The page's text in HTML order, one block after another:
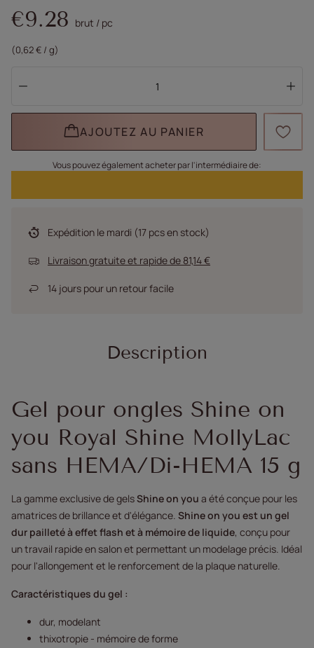
€9.28 brut / pc
(0,62 € / g)
AJOUTEZ AU PANIER
Vous pouvez également acheter par l'intermédiaire de:
Expédition le mardi (17 pcs en stock)
Livraison gratuite et rapidede 81,14 €
14 jours pour un retour facile
Description
Gel pour ongles Shine on
you Royal Shine MollyLac
sans HEMA/Di-HEMA 15 g
La gamme exclusive de gelsShine on you a été conçue pour les
amatrices de brillance et d'élégance. Shine on you est un gel
dur pailleté à effet flash et à mémoire de liquide, conçu pour
un travail rapide en salon et permettant un modelage précis. Idéal
pour l'allongement et le renforcement de la plaque naturelle.
Caractéristiques du gel :
dur, modelant
thixotropie - mémoire de forme